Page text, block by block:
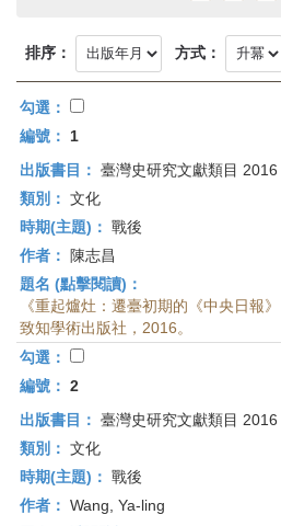
首
頁
排序： 方式：
勾選：
編號：
1
出版書目： 臺灣史研究文獻類目 2016
類別： 文化
時期(主題)： 戰後
作者：
陳志昌
題名 (點擊閱讀)：
《重起爐灶：遷臺初期的《中央日報
致知學術出版社，2016。
勾選：
編號： 2
出版書目： 臺灣史研究文獻類目 2016
類別： 文化
時期(主題)： 戰後
作者： Wang, Ya-ling